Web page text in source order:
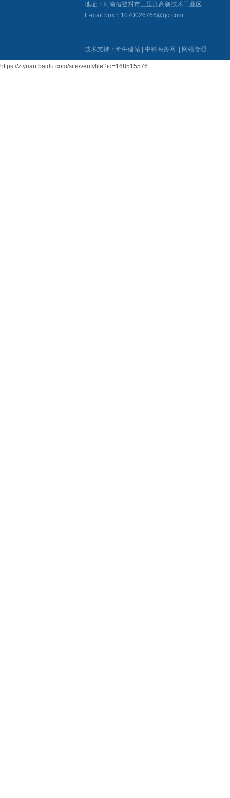
地址：河南省登封市三里庄高新技术工业区
E-mail box：1070026766@qq.com
技术支持： 牵牛建站 中科商务网 网站管理
https://ziyuan.baidu.com/site/verifyfile?id=168515576